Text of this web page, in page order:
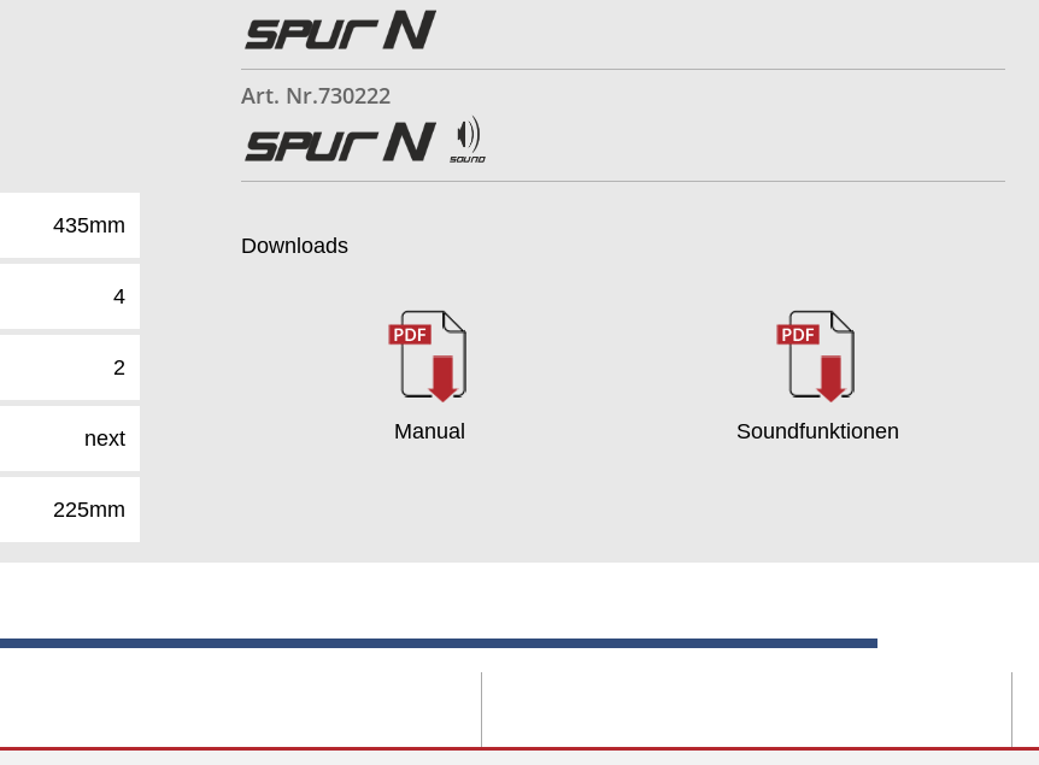
435mm
4
2
next
225mm
Art. Nr.730222
Downloads
Manual Soundfunktionen